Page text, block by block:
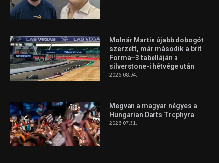
Molnár Martin újabb dobogót
szerzett, már második a brit
Forma–3 tabelláján a
silverstone-i hétvége után
2026.08.04.
Megvan a magyar négyes a
Hungarian Darts Trophyra
2026.07.31.